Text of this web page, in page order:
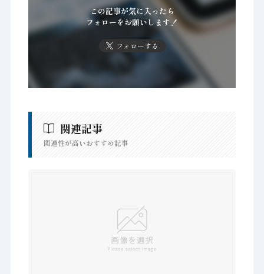
この記事が気に入ったら
フォローをお願いします！
フォローする
関連記事
関連性が高いおすすめ記事